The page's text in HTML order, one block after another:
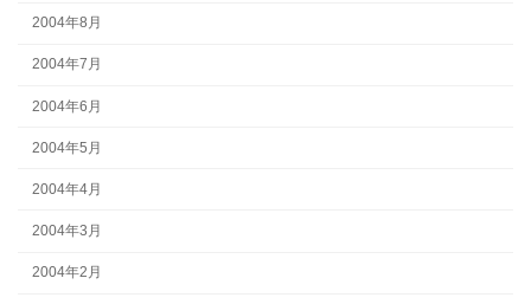
2004年8月
2004年7月
2004年6月
2004年5月
2004年4月
2004年3月
2004年2月